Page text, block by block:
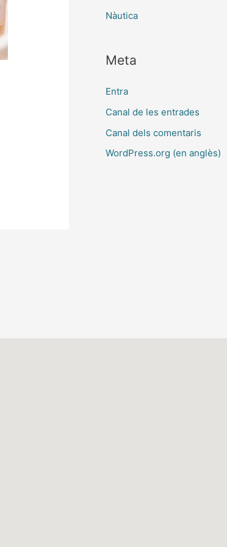
Nàutica
Meta
Entra
Canal de les entrades
Canal dels comentaris
WordPress.org (en anglès)